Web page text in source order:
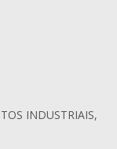
INDUSTRIAIS,